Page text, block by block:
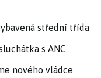
střední třída
s ANC
nového vládce